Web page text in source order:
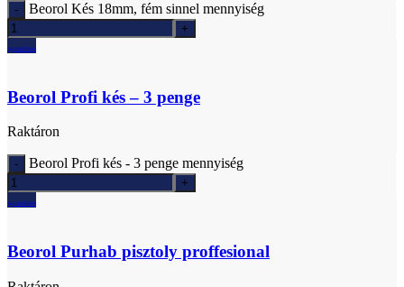
Beorol Kés 18mm, fém sinnel mennyiség
Ajánlatkérés
Beorol Profi kés – 3 penge
Raktáron
Beorol Profi kés - 3 penge mennyiség
Ajánlatkérés
Beorol Purhab pisztoly proffesional